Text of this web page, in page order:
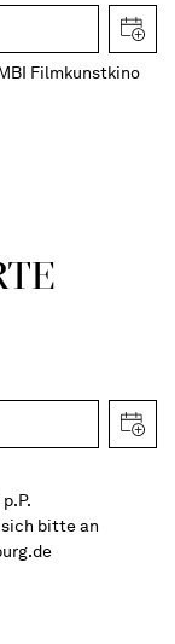
Filmkunstkino
sich bitte an